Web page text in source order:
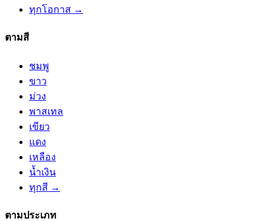
ทุกโอกาส →
ตามสี
ชมพู
ขาว
ม่วง
พาสเทล
เขียว
แดง
เหลือง
น้ำเงิน
ทุกสี →
ตามประเภท